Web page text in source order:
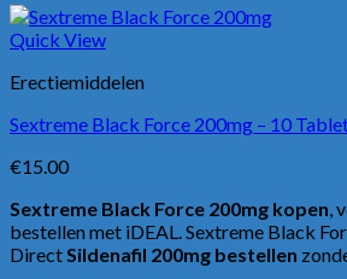
Quick View
Erectiemiddelen
Sextreme Black Force 200mg – 10
€15.00
Sextreme Black Force 200mg kopen,
bestellen met iDEAL. Sextreme Black
DirectSildenafil 200mg bestellen